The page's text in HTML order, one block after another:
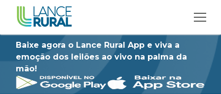
Baixe agora o Lance Rural App e viva a
emoção dos leilões ao vivo na palma da
mão!